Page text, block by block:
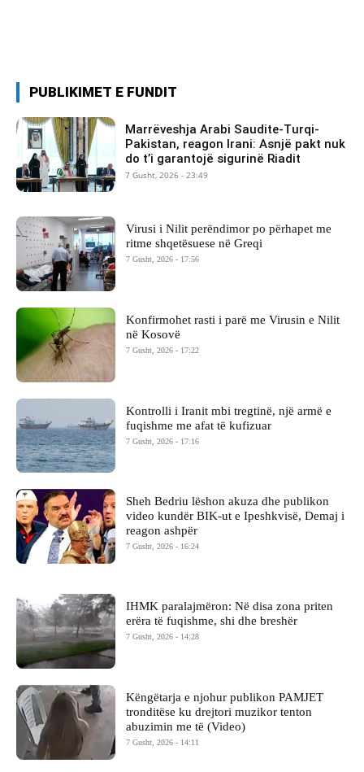
PUBLIKIMET E FUNDIT
Marrëveshja Arabi Saudite-Turqi-
Pakistan, reagon Irani: Asnjë pakt nuk
do t’i garantojë sigurinë Riadit
7 Gusht, 2026 - 23:49
Virusi i Nilit perëndimor po përhapet me
ritme shqetësuese në Greqi
7 Gusht, 2026 - 17:56
Konfirmohet rasti i parë me Virusin e Nilit
në Kosovë
7 Gusht, 2026 - 17:22
Kontrolli i Iranit mbi tregtinë, një armë e
fuqishme me afat të kufizuar
7 Gusht, 2026 - 17:16
Sheh Bedriu lëshon akuza dhe publikon
video kundër BIK-ut e Ipeshkvisë, Demaj i
reagon ashpër
7 Gusht, 2026 - 16:24
IHMK paralajmëron: Në disa zona priten
erëra të fuqishme, shi dhe breshër
7 Gusht, 2026 - 14:28
Këngëtarja e njohur publikon PAMJET
tronditëse ku drejtori muzikor tenton
abuzimin me të (Video)
7 Gusht, 2026 - 14:11